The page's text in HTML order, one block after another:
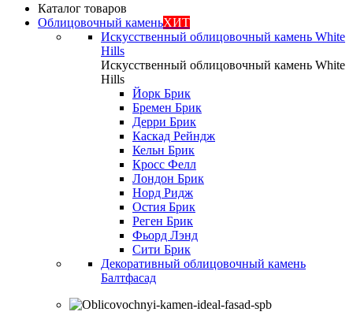
Каталог товаров
Облицовочный каменьХИТ
Искусственный облицовочный камень White
Hills
Искусственный облицовочный камень White
Hills
Йорк Брик
Бремен Брик
Дерри Брик
Каскад Рейндж
Кельн Брик
Кросс Фелл
Лондон Брик
Норд Ридж
Остия Брик
Реген Брик
Фьорд Лэнд
Сити Брик
Декоративный облицовочный камень
Балтфасад